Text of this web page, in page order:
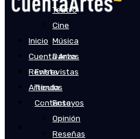
Teatro
Cine
Música
Danza
Entrevistas
Tienda
Contacto
Inicio
Cuenta Artes
Revista
Artículos
Ensayos
Opinión
Reseñas